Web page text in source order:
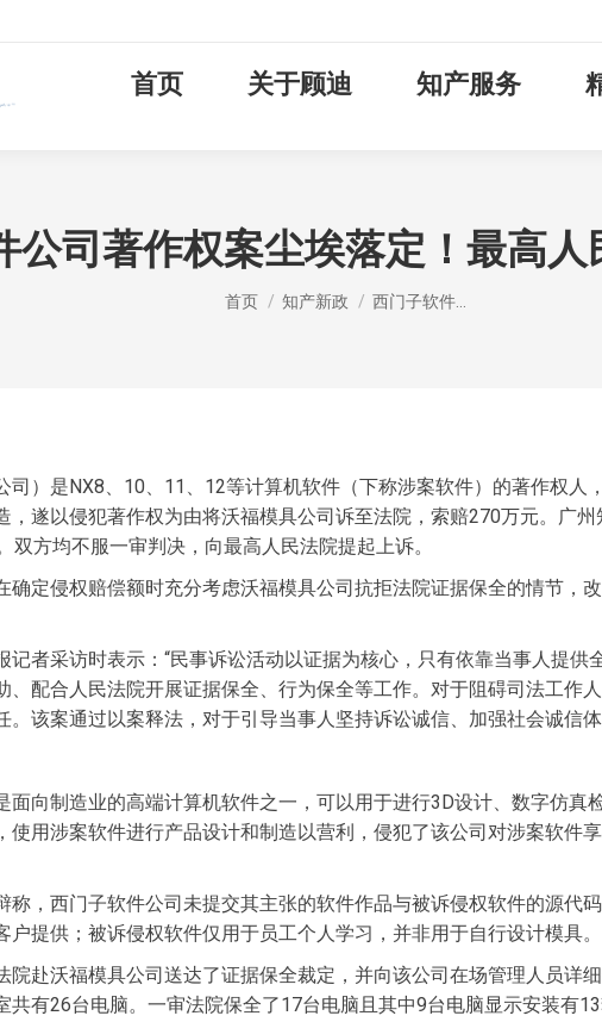
首页 关于顾迪 知产服务
公司著作权案尘埃落定！最高
您在这里：
首页 知产新政 西门子软件…
）是NX8、10、11、12等计算机软件（下称涉案软件）的著作权人
遂以侵犯著作权为由将沃福模具公司诉至法院，索赔270万元。广
方均不服一审判决，向最高人民法院提起上诉。
定侵权赔偿额时充分考虑沃福模具公司抗拒法院证据保全的情节，
者采访时表示：“民事诉讼活动以证据为核心，只有依靠当事人提
配合人民法院开展证据保全、行为保全等工作。对于阻碍司法工作
该案通过以案释法，对于引导当事人坚持诉讼诚信、加强社会诚信
向制造业的高端计算机软件之一，可以用于进行3D设计、数字仿
用涉案软件进行产品设计和制造以营利，侵犯了该公司对涉案软件
，西门子软件公司未提交其主张的软件作品与被诉侵权软件的源代
提供；被诉侵权软件仅用于员工个人学习，并非用于自行设计模具。
赴沃福模具公司送达了证据保全裁定，并向该公司在场管理人员详
有26台电脑。一审法院保全了17台电脑且其中9台电脑显示安装有